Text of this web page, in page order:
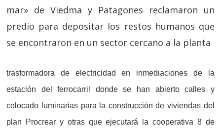
mar» de Viedma y Patagones reclamaron un
predio para depositar los restos humanos que
se encontraron en un sector cercano a la planta
trasformadora de electricidad en inmediaciones de la
estación del ferrocarril donde se han abierto calles y
colocado luminarias para la construcción de viviendas del
plan Procrear y otras que ejecutará la cooperativa 8 de